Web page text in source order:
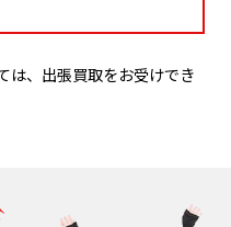
は、出張買取をお受けでき